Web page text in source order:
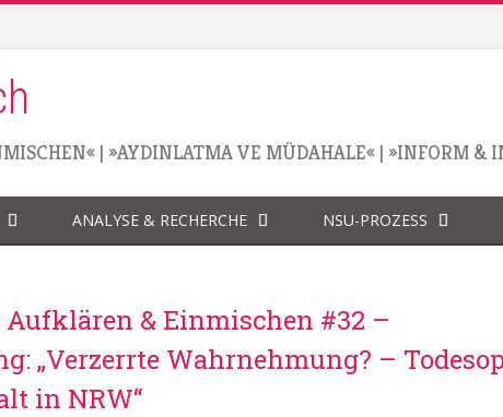
| »AYDINLATMA VE MÜDAHALE« | »INFORM &
ANALYSE & RECHERCHE NSU-PROZESS
Aufklären & Einmischen #32 –
„Verzerrte Wahrnehmung? –
in NRW“